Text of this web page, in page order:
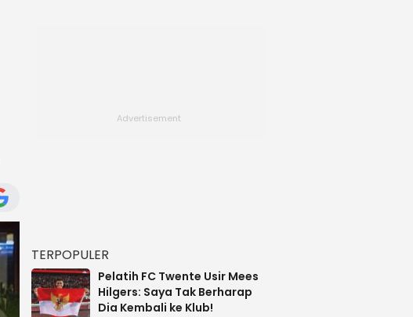
TERPOPULER
Pelatih FC Twente Usir Mees
Hilgers: Saya Tak Berharap
Dia Kembali ke Klub!